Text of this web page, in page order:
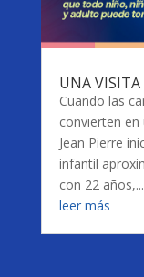
UNA VISITA
Cuando las
convierten
Jean Pierre
infantil
con 22 años,...
leer más